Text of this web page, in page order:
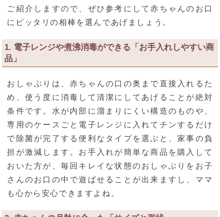
ご紹介しますので、ぜひ参考にして赤ちゃんのお口
にピッタリの相棒を選んであげましょう。
1. 電子レンジや煮沸消毒ができる「お手入れしやすい商
品」
おしゃぶりは、赤ちゃんの口の奥まで直接入れるた
め、使う度に消毒して清潔にしてあげることが絶対
条件です。水が内部に溜まりにくい構造のものや、
専用のケースごと電子レンジに入れてチンするだけ
で除菌が完了する便利なタイプを選ぶと、家事の負
担が激減します。お手入れが簡単な商品を購入して
おいた方が、毎回キレイな状態のおしゃぶりをお子
さんのお口の中で遊ばせることが出来ますし、ママ
も心から安心できますよね。